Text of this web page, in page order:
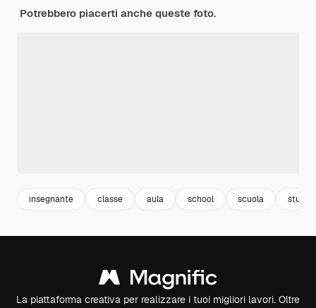
Potrebbero piacerti anche queste foto.
insegnante classe aula school scuola
La piattaforma creativa per realizzare i tuoi migliori lavori. Oltre